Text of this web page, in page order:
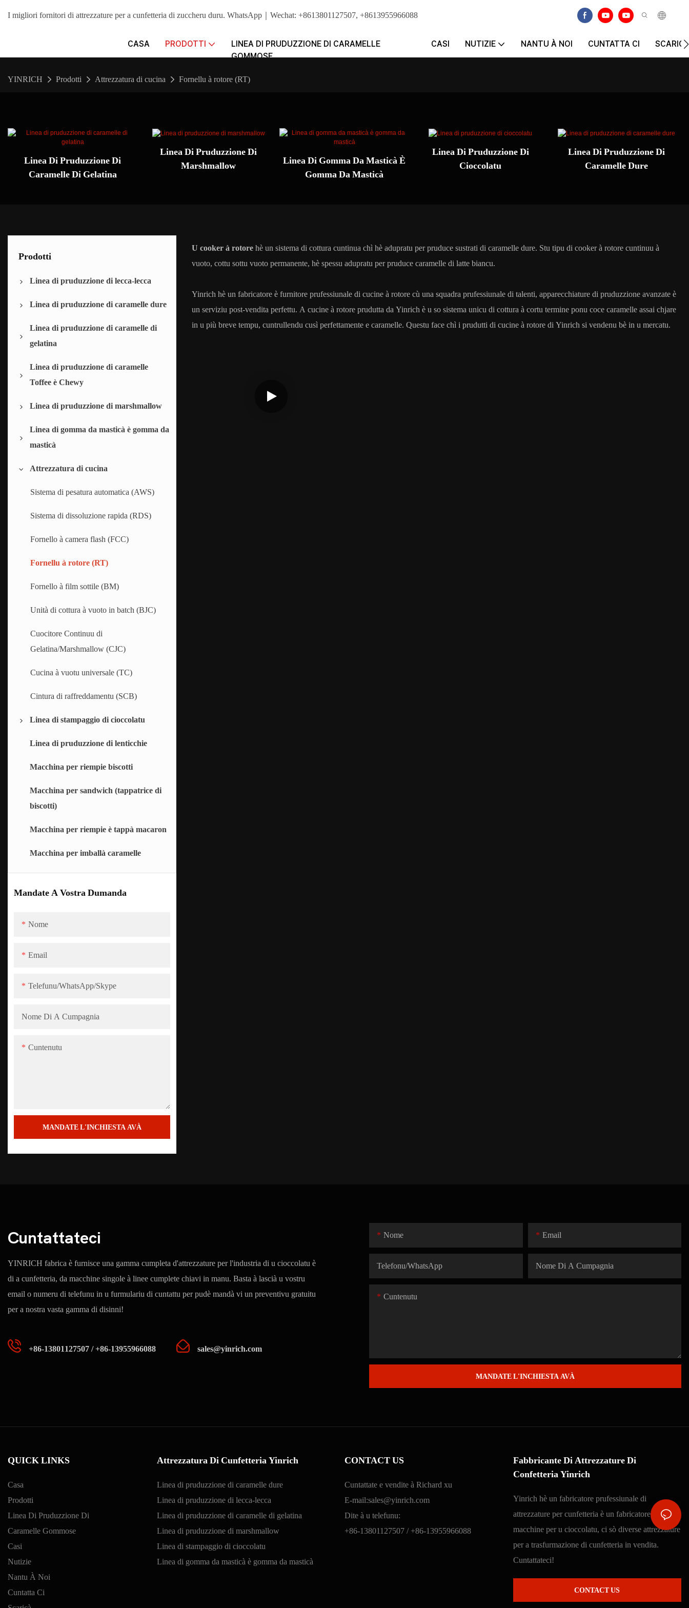
I migliori fornitori di attrezzature per a cunfetteria di zuccheru duru. WhatsApp｜Wechat: +8613801127507, +8613955966088
CASA PRODOTTI
LINEA DI PRUDUZZIONE DI CARAMELLE
GOMMOSE
CASI NUTIZIE NANTU À NOI CUNTATTA CI
YINRICH Prodotti Attrezzatura di cucina Fornellu à rotore (RT)
Linea Di Pruduzzione Di
Caramelle Di Gelatina
Linea Di Pruduzzione Di
Marshmallow
Linea Di Gomma Da Masticà È
Gomma Da Masticà
Linea Di Pruduzzione Di
Cioccolatu
Linea Di Pruduzzione Di
Caramelle Dure
Prodotti
Linea di pruduzzione di lecca-lecca
linea di depositu di lecca-lecca
linea di furmazione di fustelle per lecca-
lecca
Macchina per furmà è incartà lecca-
lecca piatti
Linea di pruduzzione di caramelle dure
Linea di depositu di caramelle dure
Linea di pruduzzione di caramelle di
gelatina
Linea di depositu di caramelle
gelatinose
Macchina di magnatu di gelatina
Linea di pruduzzione di caramelle
Toffee è Chewy
Linea di depositu di toffee
Linea di furmazione di caramelle
morbide
Macchina per taglià è incartà caramelle
Linea di pruduzzione di marshmallow
Linea di marshmallow depositata
Linea di gomma da masticà è gomma da
masticà
Linea di gomma da masticà di tipu
Attrezzatura di cucina
Sistema di pesatura automatica (AWS)
Sistema di dissoluzione rapida (RDS)
Fornello à camera flash (FCC)
Fornellu à rotore (RT)
Fornello à film sottile (BM)
Unità di cottura à vuoto in batch (BJC)
Cuocitore Continuu di
Gelatina/Marshmallow (CJC)
Cucina à vuotu universale (TC)
Cintura di raffreddamentu (SCB)
Linea di stampaggio di cioccolatu
Macchina per ricopre u cioccolatu
Linea di pruduzzione di lenticchie
Macchina per riempie biscotti
Macchina per sandwich (tappatrice di
biscotti)
Macchina per riempie è tappà macaron
Macchina per imballà caramelle
Mandate A Vostra Dumanda
Nome
Email
Telefunu/WhatsApp/Skype
Nome Di A Cumpagnia
Cuntenutu
MANDATE L'INCHIESTA AVÀ
U cooker à rotorehè un sistema di cottura cuntinua chì hè adupratu per pruduce sustrati di caramelle dure. Stu tipu di cooker à rotore cuntinuu à
vuoto, cottu sottu vuoto permanente, hè spessu adupratu per pruduce caramelle di latte biancu.
Yinrich hè un fabricatore è furnitore prufessiunale di cucine à rotore cù una squadra prufessiunale di talenti, apparecchiature di pruduzzione avanzate è
un serviziu post-vendita perfettu. A cucine à rotore prudutta da Yinrich è u so sistema unicu di cottura à cortu termine ponu coce caramelle assai chjare
in u più breve tempu, cuntrullendu cusì perfettamente e caramelle. Questu face chì i prudutti di cucine à rotore di Yinrich si vendenu bè in u mercatu.
Cuntattateci
YINRICH fabrica è furnisce una gamma cumpleta d'attrezzature per l'industria di u cioccolatu è
di a cunfetteria, da macchine singole à linee cumplete chiavi in ​​manu. Basta à lascià u vostru
email o numeru di telefunu in u furmulariu di cuntattu per pudè mandà vi un preventivu gratuitu
per a nostra vasta gamma di disinni!
+86-13801127507 / +86-13955966088 sales@yinrich.com
Nome Email
Telefonu/whatsApp Nome Di A Cumpagnia
Cuntenutu
MANDATE L'INCHIESTA AVÀ
QUICK LINKS
Casa
Prodotti
Linea Di Pruduzzione Di
Caramelle Gommose
Casi
Nutizie
Nantu À Noi
Cuntatta Ci
Attrezzatura Di Cunfetteria Yinrich
Linea di pruduzzione di caramelle dure
Linea di pruduzzione di lecca-lecca
Linea di pruduzzione di caramelle di gelatina
Linea di pruduzzione di marshmallow
Linea di stampaggio di cioccolatu
Linea di gomma da masticà è gomma da masticà
CONTACT US
Cuntattate e vendite à Richard xu
E-mail:sales@yinrich.com
Dite à u telefunu:
+86-13801127507 / +86-13955966088
Fabbricante Di Attrezzature Di
Confetteria Yinrich
Yinrich hè un fabricatore prufessiunale di
attrezzature per cunfetteria è un fabricatore di
macchine per u cioccolatu, ci sò diverse attrezzature
per a trasfurmazione di cunfetteria in vendita.
Cuntattateci!
CONTACT US